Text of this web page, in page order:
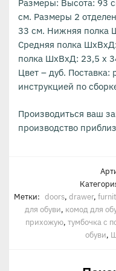
Размеры: Высота: 93
см. Размеры 2
33 см. Нижняя полка
Средняя полка
полка ШхВхД: 23,5 x
Цвет – дуб. Поставка:
инструкцией по
Производиться ваш
производство
Метки: doors, drawer,
для обуви, комод для
прихожую, тумбочка с
обуви,